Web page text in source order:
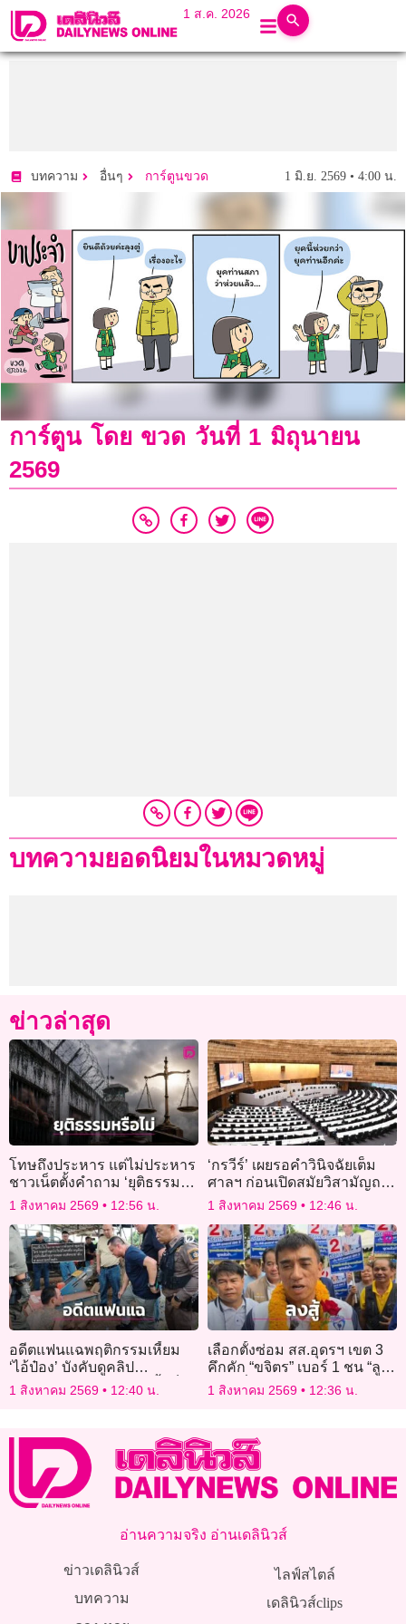
1 ส.ค. 2026
บทความ อื่นๆ การ์ตูนขวด 1 มิ.ย. 2569 • 4:00 น.
การ์ตูน โดย ขวด วันที่ 1 มิถุนายน
2569
บทความยอดนิยมในหมวดหมู่
ข่าวล่าสุด
โทษถึงประหาร แต่ไม่ประหาร
ชาวเน็ตตั้งคำถาม ‘ยุติธรรม
แล้วหรือไม่?’
1 สิงหาคม 2569 12:56 น.
‘กรวีร์’ เผยรอคำวินิจฉัยเต็ม
ศาลฯ ก่อนเปิดสมัยวิสามัญถก
พ.ร.ก.กู้เงิน 4 แสนล้านหรือไม่
1 สิงหาคม 2569 12:46 น.
อดีตแฟนแฉพฤติกรรมเหี้ยม
‘ไอ้ป๋อง’ บังคับดูคลิป
ฆาตกรรม-ขุดหลุมขู่ฝังทั้งเป็น
1 สิงหาคม 2569 12:40 น.
เลือกตั้งซ่อม สส.อุดรฯ เขต 3
คึกคัก “ขจิตร” เบอร์ 1 ชน “ลูก
เขยหรั่ง” ภูมิใจไทย เบอร์ 2
1 สิงหาคม 2569 12:36 น.
อ่านความจริง อ่านเดลินิวส์
ข่าวเดลินิวส์
บทความ
ไลฟ์สไตล์
เดลินิวส์clips